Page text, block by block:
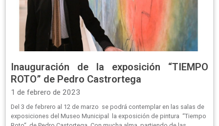
Inauguración de la exposición “TIEMPO
ROTO” de Pedro Castrortega
1 de febrero de 2023
Del 3 de febrero al 12 de marzo se podrá contemplar en las salas de
exposiciones del Museo Municipal la exposición de pintura “Tiempo